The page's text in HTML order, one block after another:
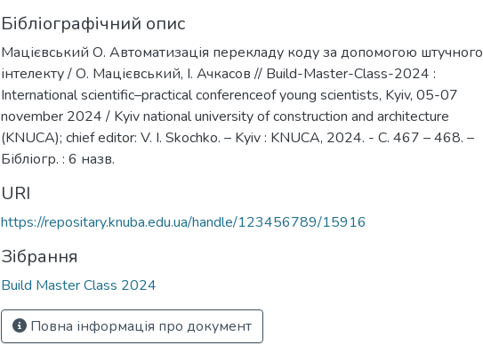
Бібліографічний опис
Мацієвський О. Автоматизація перекладу коду за допомогою штучного
інтелекту / О. Мацієвський, І. Ачкасов // Build-Master-Class-2024 :
International scientific–practical conferenceof young scientists, Kyiv, 05-07
november 2024 / Kyiv national university of construction and architecture
(KNUCA); chief editor: V. I. Skochko. – Kyiv : KNUCA, 2024. - С. 467 – 468. –
Бібліогр. : 6 назв.
URI
https://repositary.knuba.edu.ua/handle/123456789/15916
Зібрання
Build Master Class 2024
Повна інформація про документ